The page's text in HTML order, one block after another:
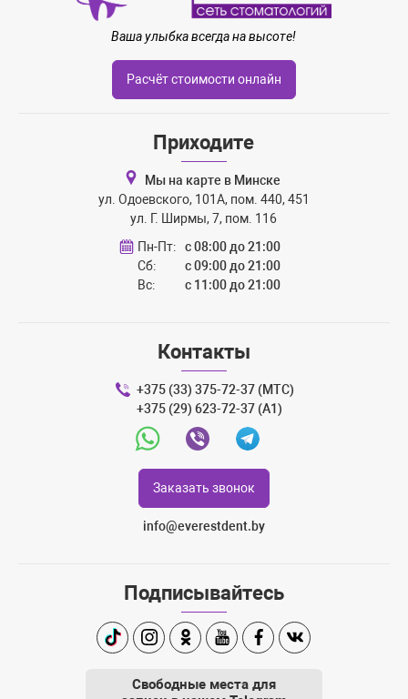
Ваша улыбка всегда на высоте!
Расчёт стоимости онлайн
Приходите
Мы на карте в Минске
ул. Одоевского, 101А, пом. 440, 451
ул. Г. Ширмы, 7, пом. 116
Пн-Пт:
с 08:00 до 21:00
Сб:
с 09:00 до 21:00
Вс:
с 11:00 до 21:00
Контакты
+375 (33) 375-72-37 (МТС)
+375 (29) 623-72-37 (A1)
WhatsappViber Telegram
Заказать звонок
info@everestdent.by
Подписывайтесь
TikTokInstagramОдноклассники
YoutubeFacebookВконтакте
Свободные места для